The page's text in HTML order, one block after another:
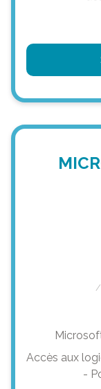
/
Accès aux
-